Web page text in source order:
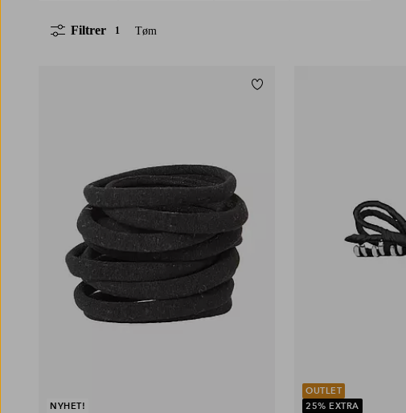
Filtrer 1 Tøm
NYHET!
Legg til favoritter
OUTLET
25% EXTRA